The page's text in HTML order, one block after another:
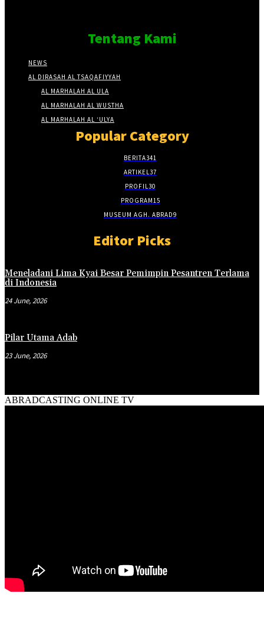
Tentang Kami
NEWS
AL DIRASAH AL TSAQAFIYYAH
AL MARHALAH AL ULA
AL MARHALAH AL WUSTHA
AL MARHALAH AL ‘ULYA
Popular Category
BERITA341
ARTIKEL 37
PROFIL 30
PROGRAM15
MUSEUM AGH. ABRAD9
Editor Picks
Meneladani Lima Kyai Besar Pemimpin Pesantren Terlama
di Indonesia
24 June, 2026
Pilar Utama Adab
23 June, 2026
ABRADCASTING ONLINE TV